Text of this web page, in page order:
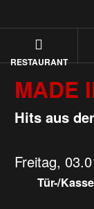
RESTAURANT
MADE
Hits aus
Freitag,
Tür-/